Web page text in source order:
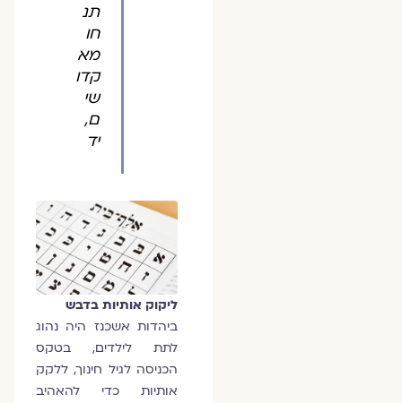
תנ
חו
מא
קדו
שי
ם,
יד
ליקוק אותיות בדבש
ביהדות אשכנז היה נהוג
לתת לילדים, בטקס
הכניסה לגיל חינוך, ללקק
אותיות כדי להאהיב